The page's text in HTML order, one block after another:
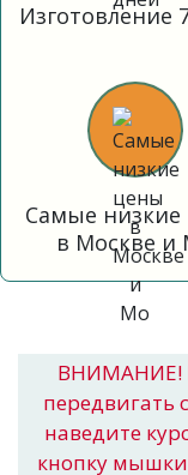
Изготовление
Самые
в Москве и
ВНИМАНИЕ!
наведите
кнопку